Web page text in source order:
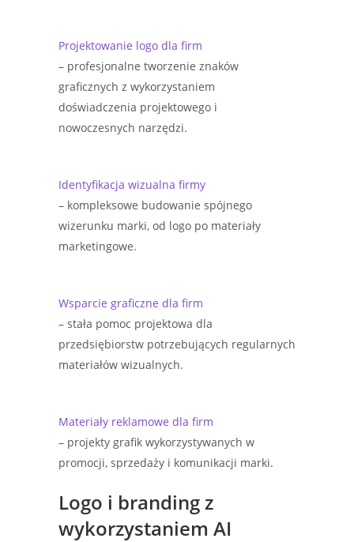
Projektowanie logo dla firm
– profesjonalne tworzenie znaków
graficznych z wykorzystaniem
doświadczenia projektowego i
nowoczesnych narzędzi.
Identyfikacja wizualna firmy
– kompleksowe budowanie spójnego
wizerunku marki, od logo po materiały
marketingowe.
Wsparcie graficzne dla firm
– stała pomoc projektowa dla
przedsiębiorstw potrzebujących regularnych
materiałów wizualnych.
Materiały reklamowe dla firm
– projekty grafik wykorzystywanych w
promocji, sprzedaży i komunikacji marki.
Logo i branding z
wykorzystaniem AI